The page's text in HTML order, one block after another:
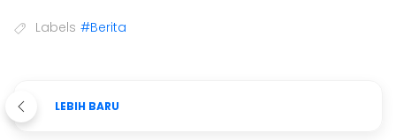
Labels #Berita
LEBIH BARU